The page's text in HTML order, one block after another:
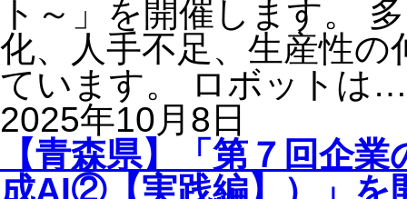
ト～」を開催します。
化、人手不足、生産性
ています。 ロボットは
2025年10月8日
【青森県】「第７回企
成AI②【実践編】）」を